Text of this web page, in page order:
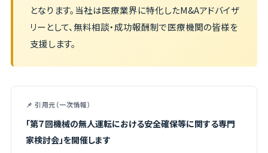
となります。当社は医療業界に特化したM&Aアドバイザ
リーとして、無料相談・成功報酬制で医療機関の皆様を
支援します。
📌 引用元（一次情報）
「第７回機械の無人運転における安全確保等に関する専門
家検討会」を開催します